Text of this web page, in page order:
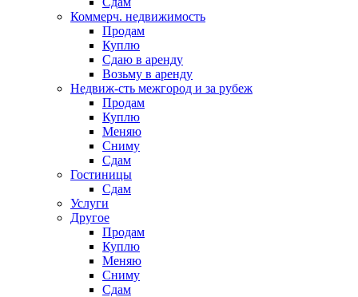
Коммерч. недвижимость
Продам
Куплю
Сдаю в аренду
Возьму в аренду
Недвиж-сть межгород и за рубеж
Продам
Куплю
Меняю
Сниму
Сдам
Гостиницы
Сдам
Услуги
Другое
Продам
Куплю
Меняю
Сниму
Сдам